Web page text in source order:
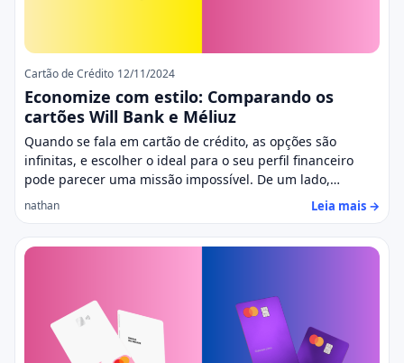
Cartão de Crédito 12/11/2024
Economize com estilo: Comparando os
cartões Will Bank e Méliuz
Quando se fala em cartão de crédito, as opções são
infinitas, e escolher o ideal para o seu perfil financeiro
pode parecer uma missão impossível. De um lado,…
nathan Leia mais →